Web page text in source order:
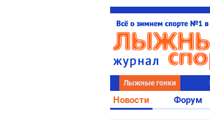
Лыжные гонки
Новости Форум